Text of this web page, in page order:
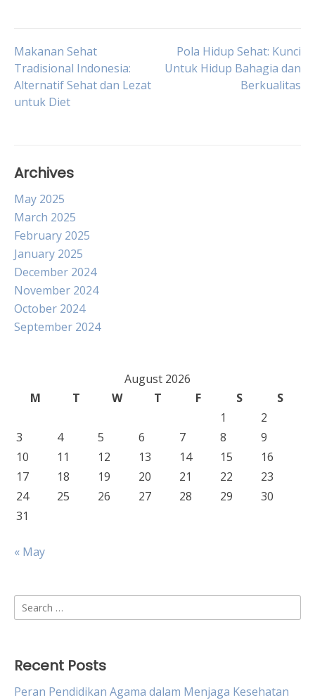
Post
navigation
Makanan Sehat
Tradisional Indonesia:
Alternatif Sehat dan Lezat
untuk Diet
Pola Hidup Sehat: Kunci
Untuk Hidup Bahagia dan
Berkualitas
Archives
May 2025
March 2025
February 2025
January 2025
December 2024
November 2024
October 2024
September 2024
August 2026
M
T W T F S
S
1
2
3
4 5 6 7 8
9
10
11 12 13 14 15
16
17
18 19 20 21 22
23
24
25 26 27 28 29
30
31
« May
Search
for:
Recent Posts
Peran Pendidikan Agama dalam Menjaga Kesehatan